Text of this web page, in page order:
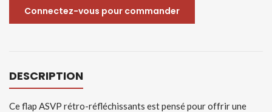
Connectez-vous pour commander
DESCRIPTION
Ce flap ASVP rétro-réfléchissants est pensé pour offrir une